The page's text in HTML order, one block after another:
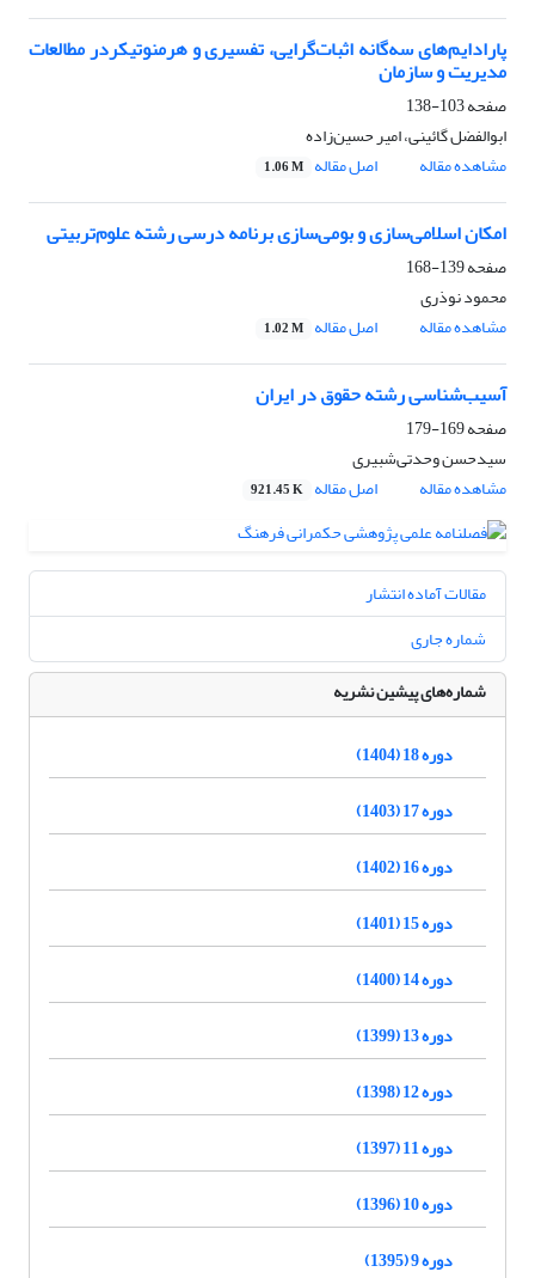
پارادایم‌های سه‌گانه اثبات‌گرایی، تفسیری و هرمنوتیکردر مطالعات
مدیریت و سازمان
صفحه103-138
ابوالفضل گائینی، امیر حسین‌زاده
مشاهده مقاله
اصل مقاله 1.06 M
امکان اسلامی‌سازی و بومی‌سازی برنامه درسی رشته علوم‌تربیتی
صفحه139-168
محمود نوذری
مشاهده مقاله
اصل مقاله 1.02 M
آسیب‌شناسی رشته حقوق در ایران
صفحه169-179
سیدحسن وحدتی‌شبیری
مشاهده مقاله
اصل مقاله 921.45 K
مقالات آماده انتشار
شماره جاری
شماره‌های پیشین نشریه
دوره 18 (1404)
دوره 17 (1403)
دوره 16 (1402)
دوره 15 (1401)
دوره 14 (1400)
دوره 13 (1399)
دوره 12 (1398)
دوره 11 (1397)
دوره 10 (1396)
دوره 9 (1395)